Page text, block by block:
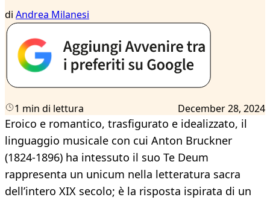
di Andrea Milanesi
1 min di lettura December 28, 2024
Eroico e romantico, trasfigurato e idealizzato, il
linguaggio musicale con cui Anton Bruckner
(1824-1896) ha intessuto il suo Te Deum
rappresenta un unicum nella letteratura sacra
dell’intero XIX secolo; è la risposta ispirata di un